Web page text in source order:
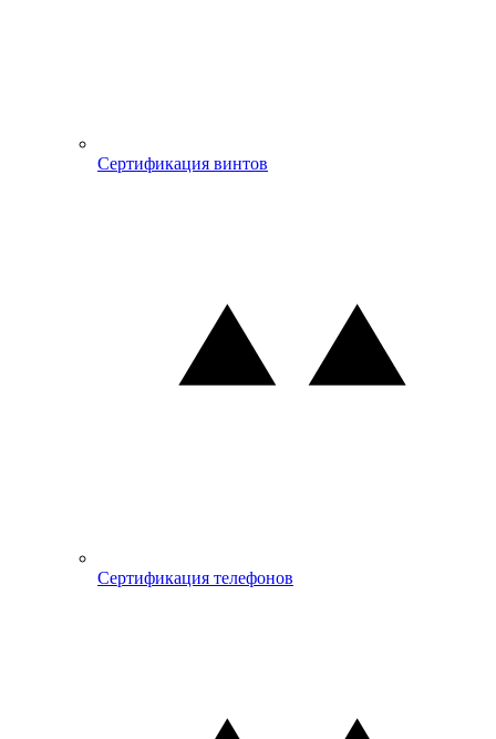
Сертификация винтов
Сертификация телефонов